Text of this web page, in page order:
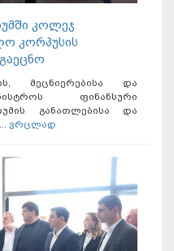
კოლეჯ
კორპუსის
მეცნიერებისა და
ფინანსური
განათლებისა და
ვრცლად